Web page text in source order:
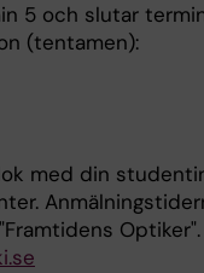
5 och slutar
(tentamen):
med din